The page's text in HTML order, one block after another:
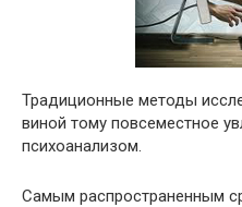
Традиционные методы
виной тому повсеместное
психоанализом.
Самым распространенным